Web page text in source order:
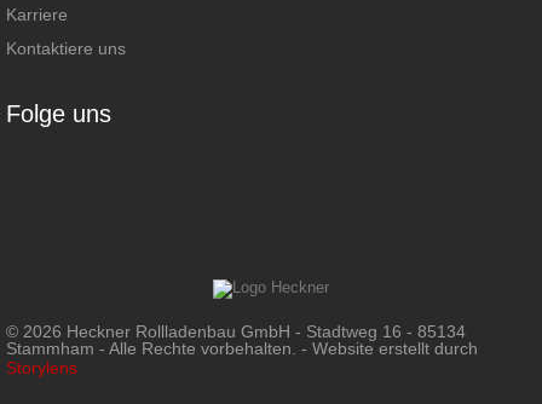
Karriere
Kontaktiere uns
Folge uns
© 2026 Heckner Rollladenbau GmbH - Stadtweg 16 - 85134
Stammham - Alle Rechte vorbehalten. - Website erstellt durch
Storylens